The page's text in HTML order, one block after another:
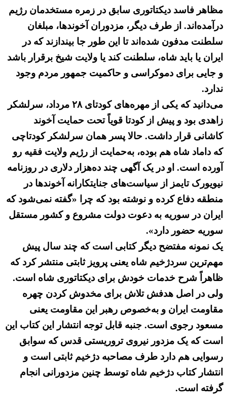
مظاهر فاسد دیکتاتوری سابق در زمره مستخدمان رژیم
درآمده‌اند. از طرف دیگر، مزدوران آخوندها، مبلغان
سلطنت مدفون شده‌اند تا این طور جا بیندازند که در
ایران یا باید شاه، سلطنت کند یا ولایت شیخ برقرار باشد
و جایی برای دموکراسی و حاکمیت جمهور مردم وجود
ندارد.
می‌دانید که یکی از مهره‌های کودتای ۲۸ مرداد، سرلشکر
زاهدی بود و پیش از کودتا قویاً تحت حمایت آخوند
کاشانی قرار داشت. حالا پسر همان سرلشکر کودتاچی
که داماد شاه هم بوده، به‌حمایت از رژیم ولایت فقیه رو
آورده است. او در یک آگهی چند ده‌هزار دلاری در روزنامه
نیویورک تایمز از سیاست‌های جنایتکارانه آخوندها در
منطقه دفاع کرده و نوشته بود که چرا «گفته نمی‌شود که
ایران در سوریه به دعوت دولت مشروع و کشور مستقل
سوریه حضور دارد».
یک نمونه مفتضح دیگر کتابی است که چند سال پیش
مهم‌ترین سردژخیم شاه یعنی پرویز ثابتی منتشر کرد که
ظاهراً شرح خدمات خودش برای دیکتاتوری شاه است.
ولی در اصل هدفش تلاش برای مخدوش کردن چهره
مقاومت ایران و به‌خصوص رهبر این مقاومت یعنی
مسعود رجوی است. جنبه قابل توجه انتشار این کتاب این
است که یک مزدور نیروی تروریستی قدس که سوابق
رسوایی هم دارد طرف مصاحبه دژخیم ثابتی است و
انتشار کتاب دژخیم شاه توسط چنین مزدورانی انجام
گرفته است.